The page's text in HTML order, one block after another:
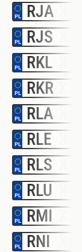
RJA
RJS
RKL
RKR
RLA
RLE
RLS
RLU
RMI
RNI